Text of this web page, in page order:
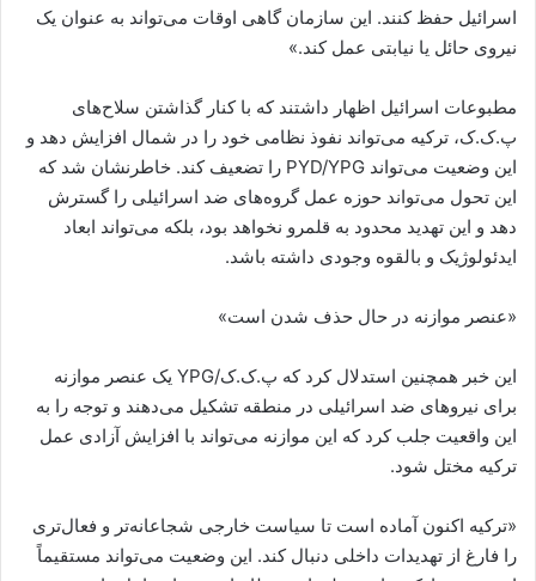
اسرائیل حفظ کنند. این سازمان گاهی اوقات می‌تواند به عنوان یک
نیروی حائل یا نیابتی عمل کند.»
مطبوعات اسرائیل اظهار داشتند که با کنار گذاشتن سلاح‌های
پ.ک.ک، ترکیه می‌تواند نفوذ نظامی خود را در شمال افزایش دهد و
این وضعیت می‌تواند PYD/YPG را تضعیف کند. خاطرنشان شد که
این تحول می‌تواند حوزه عمل گروه‌های ضد اسرائیلی را گسترش
دهد و این تهدید محدود به قلمرو نخواهد بود، بلکه می‌تواند ابعاد
ایدئولوژیک و بالقوه وجودی داشته باشد.
«عنصر موازنه در حال حذف شدن است»
این خبر همچنین استدلال کرد که پ.ک.ک/YPG یک عنصر موازنه
برای نیروهای ضد اسرائیلی در منطقه تشکیل می‌دهند و توجه را به
این واقعیت جلب کرد که این موازنه می‌تواند با افزایش آزادی عمل
ترکیه مختل شود.
«ترکیه اکنون آماده است تا سیاست خارجی شجاعانه‌تر و فعال‌تری
را فارغ از تهدیدات داخلی دنبال کند. این وضعیت می‌تواند مستقیماً